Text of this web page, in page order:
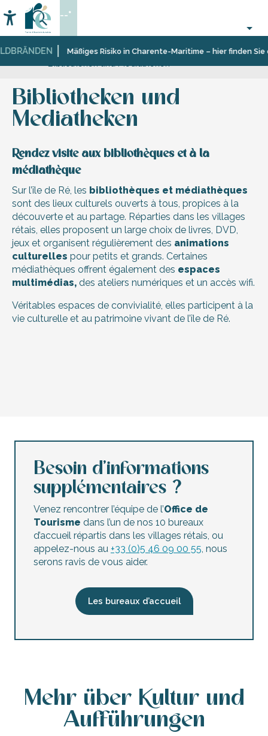
au
contenu
principal
Mäßiges Risiko in Charente-Maritime – hier finden Sie
Accessibilité
Suche
--°
Startseite
Organisieren
und
Freizeit
Sehenswürdigkeiten,
Bibliotheken und
Mediatheken
Rendez visite aux bibliothèques et à la
médiathèque
Sur l’île de Ré, les bibliothèques et médiathèques
sont des lieux culturels ouverts à tous, propices à la
découverte et au partage. Réparties dans les villages
rétais, elles proposent un large choix de livres, DVD,
jeux et organisent régulièrement des animations
culturelles pour petits et grands. Certaines
médiathèques offrent également des espaces
multimédias, des ateliers numériques et un accès wifi.
Véritables espaces de convivialité, elles participent à la
vie culturelle et au patrimoine vivant de l’île de Ré.
Stadtbibliothek Pierre Tardy
Bibliothek in Loix
Bibliothek in La Couarde-sur-Mer
Bibliothek in Saint-Martin de Ré
Bibliothek in Ars-en-Ré
Mediathek der Pléiade
Bibliothek La Baleine
Mediathek der Pléiade – Spielothek
Besoin d’informations
supplémentaires ?
Venez rencontrer l’équipe de l’Office de
Tourisme dans l’un de nos 10 bureaux
d’accueil répartis dans les villages rétais, ou
appelez-nous au +33 (0)5 46 09 00 55, nous
serons ravis de vous aider.
Les bureaux d’accueil
Mehr über Kultur und
Aufführungen